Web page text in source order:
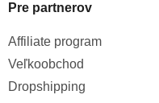
Pre partnerov
Affiliate program
Veľkoobchod
Dropshipping